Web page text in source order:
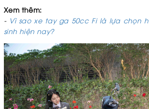
Xem thêm:
- Vì sao xe tay ga 50cc Fi là lựa chọn
sinh hiện nay?